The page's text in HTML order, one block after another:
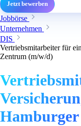
Jetzt bewerben
Jobbörse
Unternehmen
DIS
Vertriebsmitarbeiter für
Zentrum (m/w/d)